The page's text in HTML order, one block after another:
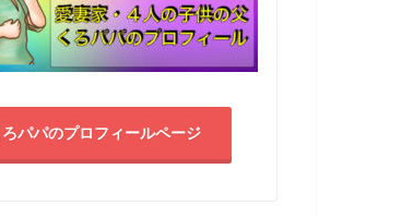
ろパパのプロフィールページ